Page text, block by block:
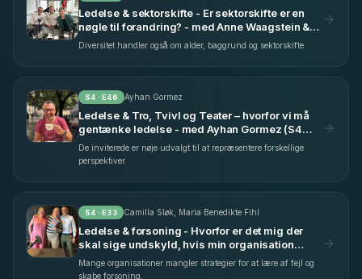
Ledelse & sektorskifte - Er sektorskifte er en
nøgle til forandring? - med Anne Waagstein &
Steen Vinderslev (S4 E42)
Diversitet handler også om alder, baggrund og sektorskifte.
S4 · E46 Ayhan Gormez
Ledelse & Tro, Tvivl og Teater – hvorfor vi må
gentænke ledelse - med Ayhan Gormez (S4
E46)
De inviterede er nøje udvalgt til at repræsentere forskellige
perspektiver.
S4 · E33 Camilla Sløk, Maria Benedikte Fihl
Ledelse & forsoning - Hvorfor er det mig der
skal sige undskyld, hvis min organisation
begår fejl? - med Camilla Sløk & Maria
Benedikte Fihl (S4 E33)
Mange organisationer mangler strategier for at lære af fejl og
skabe forsoning.